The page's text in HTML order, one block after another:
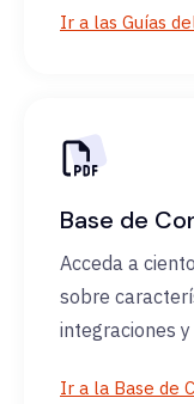
Ir a las Guías
Base de
Acceda a
sobre
integraciones y
Ir a la Base de